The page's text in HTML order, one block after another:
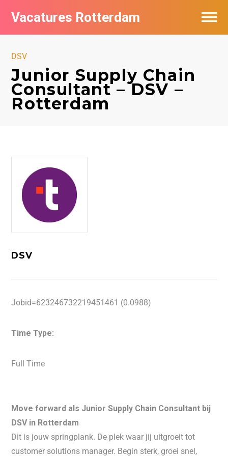
Vacatures Rotterdam
DSV
Junior Supply Chain
Consultant – DSV –
Rotterdam
DSV
Jobid=623246732219451461 (0.0988)
Time Type:
Full Time
Move forward als Junior Supply Chain Consultant bij
DSV in Rotterdam
Dit is jouw springplank. De plek waar jij uitgroeit tot
customer solutions manager. Begin sterk, groei snel,
Vacatures per bedrijf
Nieuwsbrief feed